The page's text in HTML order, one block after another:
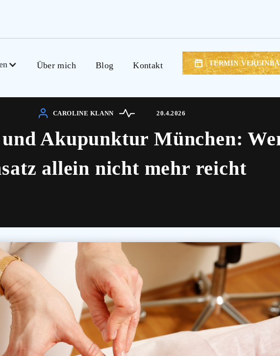
Über mich Blog Kontakt TERMIN
CAROLINE KLANN 20.4.2026
Akupunktur München:
allein nicht mehr reicht